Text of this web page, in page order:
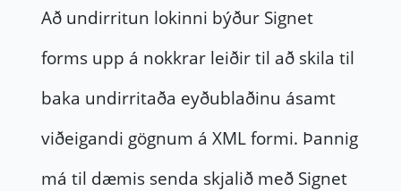
Að undirritun lokinni býður Signet
forms upp á nokkrar leiðir til að skila til
baka undirritaða eyðublaðinu ásamt
viðeigandi gögnum á XML formi. Þannig
má til dæmis senda skjalið með Signet